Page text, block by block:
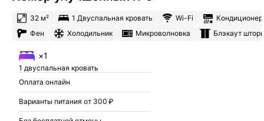
32 м² 1 Двуспальная кровать Wi-Fi
Кондиционер
Фен
Холодильник Микроволновка Блэкаут
×1
1 двуспальная кровать
Оплата онлайн
Варианты питания от 300 ₽